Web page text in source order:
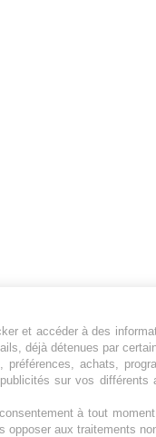
?
et accéder à des
déjà détenues par
préférences, achats,
sur vos
à tout
aux traitements